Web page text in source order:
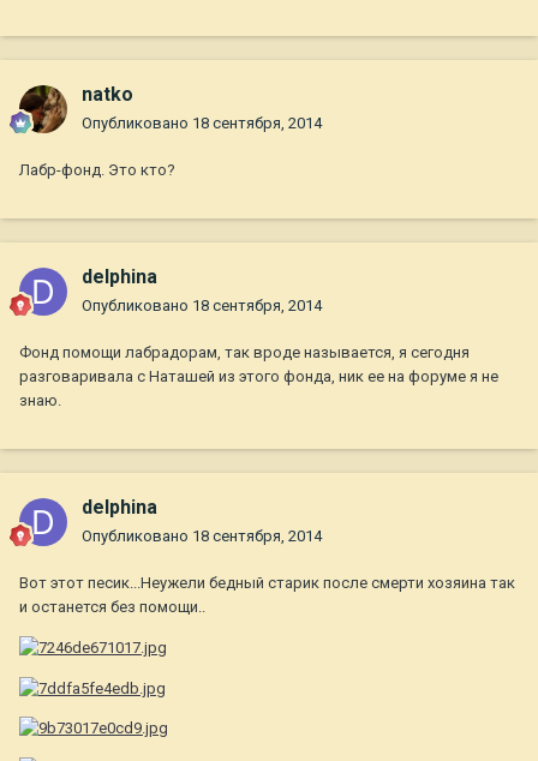
natko
Опубликовано 18 сентября, 2014
Лабр-фонд. Это кто?
delphina
Опубликовано 18 сентября, 2014
Фонд помощи лабрадорам, так вроде называется, я сегодня
разговаривала с Наташей из этого фонда, ник ее на форуме я не
знаю.
delphina
Опубликовано 18 сентября, 2014
Вот этот песик...Неужели бедный старик после смерти хозяина так
и останется без помощи..